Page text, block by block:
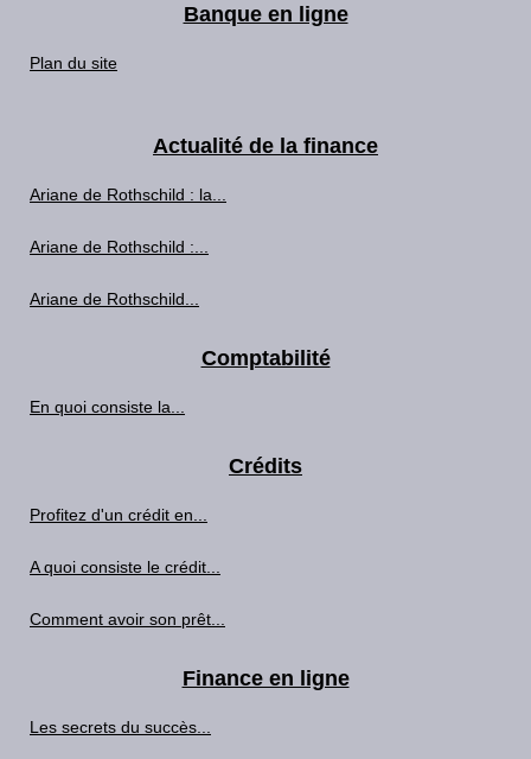
Banque en ligne
Plan du site
Actualité de la finance
Ariane de Rothschild : la...
Ariane de Rothschild :...
Ariane de Rothschild...
Comptabilité
En quoi consiste la...
Crédits
Profitez d'un crédit en...
A quoi consiste le crédit...
Comment avoir son prêt...
Finance en ligne
Les secrets du succès...